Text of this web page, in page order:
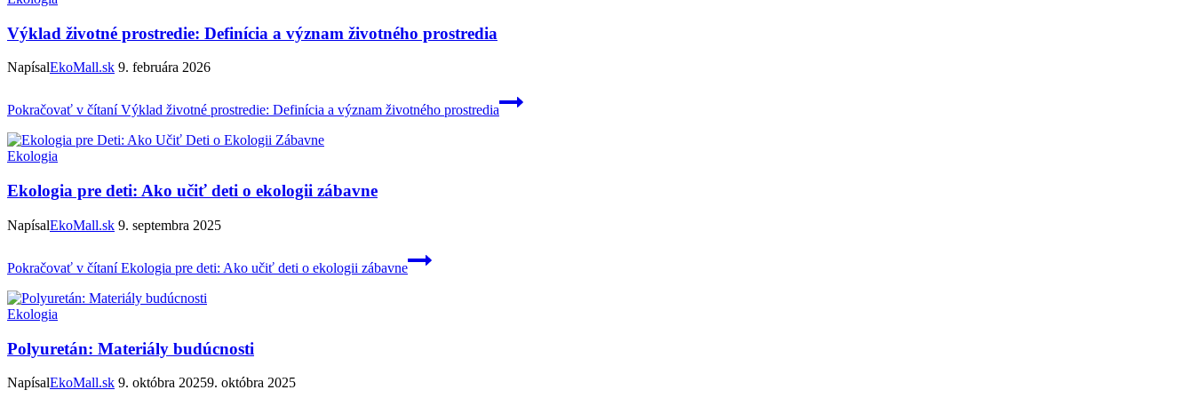
Výklad životné prostredie: Definícia a význam životného prostredia
NapísalEkoMall.sk 9. februára 2026
Pokračovať v čítaníVýklad životné prostredie: Definícia a význam životného prostredia
Ekologia
Ekologia pre deti: Ako učiť deti o ekologii zábavne
NapísalEkoMall.sk 9. septembra 2025
Pokračovať v čítaníEkologia pre deti: Ako učiť deti o ekologii zábavne
Ekologia
Polyuretán: Materiály budúcnosti
NapísalEkoMall.sk 9. októbra 20259. októbra 2025